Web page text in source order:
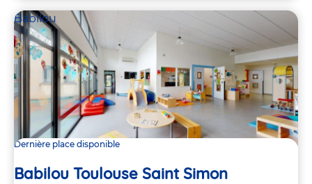
Babilou
Dernière place disponible
Babilou Toulouse Saint Simon